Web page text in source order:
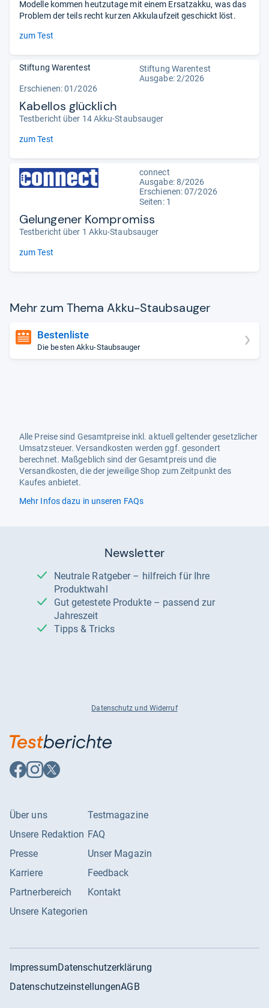
Modelle kommen heutzutage mit einem Ersatzakku, was das
Problem der teils recht kurzen Akkulaufzeit geschickt löst.
zum Test
Stiftung Warentest
Stiftung Warentest
Ausgabe: 2/2026
Erschienen:01/2026
Kabellos glücklich
Testbericht über 14 Akku-Staubsauger
zum Test
connect
Ausgabe: 8/2026
Erschienen:07/2026
Seiten: 1
Gelungener Kompromiss
Testbericht über 1 Akku-Staubsauger
zum Test
Mehr zum Thema Akku-​Staub­sau­ger
Bestenliste
Die besten Akku-Staubsauger
Alle Preise sind Gesamtpreise inkl. aktuell geltender gesetzlicher
Umsatzsteuer. Versandkosten werden ggf. gesondert
berechnet. Maßgeblich sind der Gesamtpreis und die
Versandkosten, die der jeweilige Shop zum Zeitpunkt des
Kaufes anbietet.
Mehr Infos dazu in unseren FAQs
Newsletter
Neutrale Ratgeber – hilfreich für Ihre
Produktwahl
Gut getestete Produkte – passend zur
Jahreszeit
Tipps & Tricks
Datenschutz und Widerruf
Auf
Facebook
Auf
Instagram
Auf
X
Über uns
Unsere Redaktion
Presse
Karriere
Partnerbereich
Unsere Kategorien
Testmagazine
FAQ
Unser Magazin
Feedback
Kontakt
ImpressumDatenschutzerklärung
DatenschutzeinstellungenAGB